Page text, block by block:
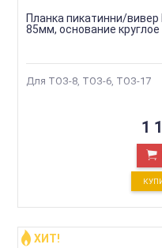
Планка пикатинни/
85мм, основание круглое
Для ТОЗ-8, ТОЗ-6, ТОЗ-17
1
ХИТ!